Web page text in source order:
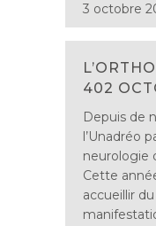
3 octobre
402
Depuis de
l’Unadréo
neurologie
Cette
accueillir